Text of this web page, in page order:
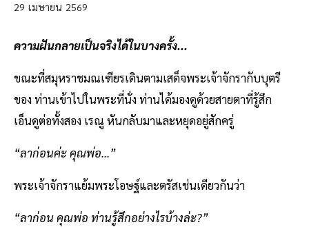
29 เมษายน 2569
ความฝันกลายเป็นจริงได้ในบางครั้ง...
ขณะที่สมุหราชมณเฑียรเดินตามเสด็จพระเจ้าจักรากับบุตรี
ของ ท่านเข้าไปในพระที่นั่ง ท่านได้มองดูด้วยสายตาที่รู้สึก
เอ็นดูต่อทั้งสอง เรณู หันกลับมาและหยุดอยู่สักครู่
“ลาก่อนค่ะ คุณพ่อ...”
พระเจ้าจักราแย้มพระโอษฐ์และตรัสเช่นเดียวกันว่า
“ลาก่อน คุณพ่อ ท่านรู้สึกอย่างไรบ้างล่ะ?”